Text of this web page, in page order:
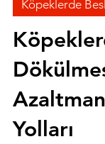
4 May 2025
Köpeklerde